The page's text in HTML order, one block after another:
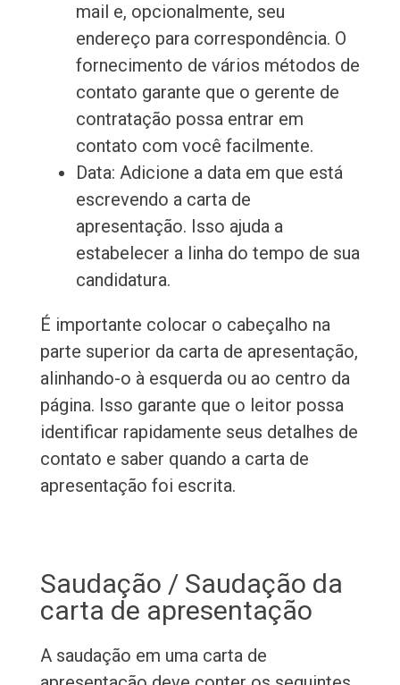
mail e, opcionalmente, seu
endereço para correspondência. O
fornecimento de vários métodos de
contato garante que o gerente de
contratação possa entrar em
contato com você facilmente.
Data: Adicione a data em que está
escrevendo a carta de
apresentação. Isso ajuda a
estabelecer a linha do tempo de sua
candidatura.
É importante colocar o cabeçalho na
parte superior da carta de apresentação,
alinhando-o à esquerda ou ao centro da
página. Isso garante que o leitor possa
identificar rapidamente seus detalhes de
contato e saber quando a carta de
apresentação foi escrita.
Saudação / Saudação da
carta de apresentação
A saudação em uma carta de